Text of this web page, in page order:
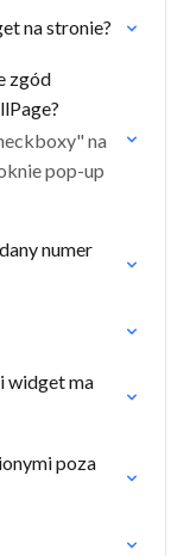
na stronie?
zgód
na
pop-up
numer
widget ma
poza